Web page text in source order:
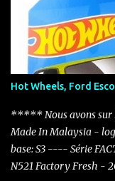
Hot Wheels, Ford
***** Nous avons sur
Made In Malaysia -
base: S3 ---- Série
N521 Factory Fresh -